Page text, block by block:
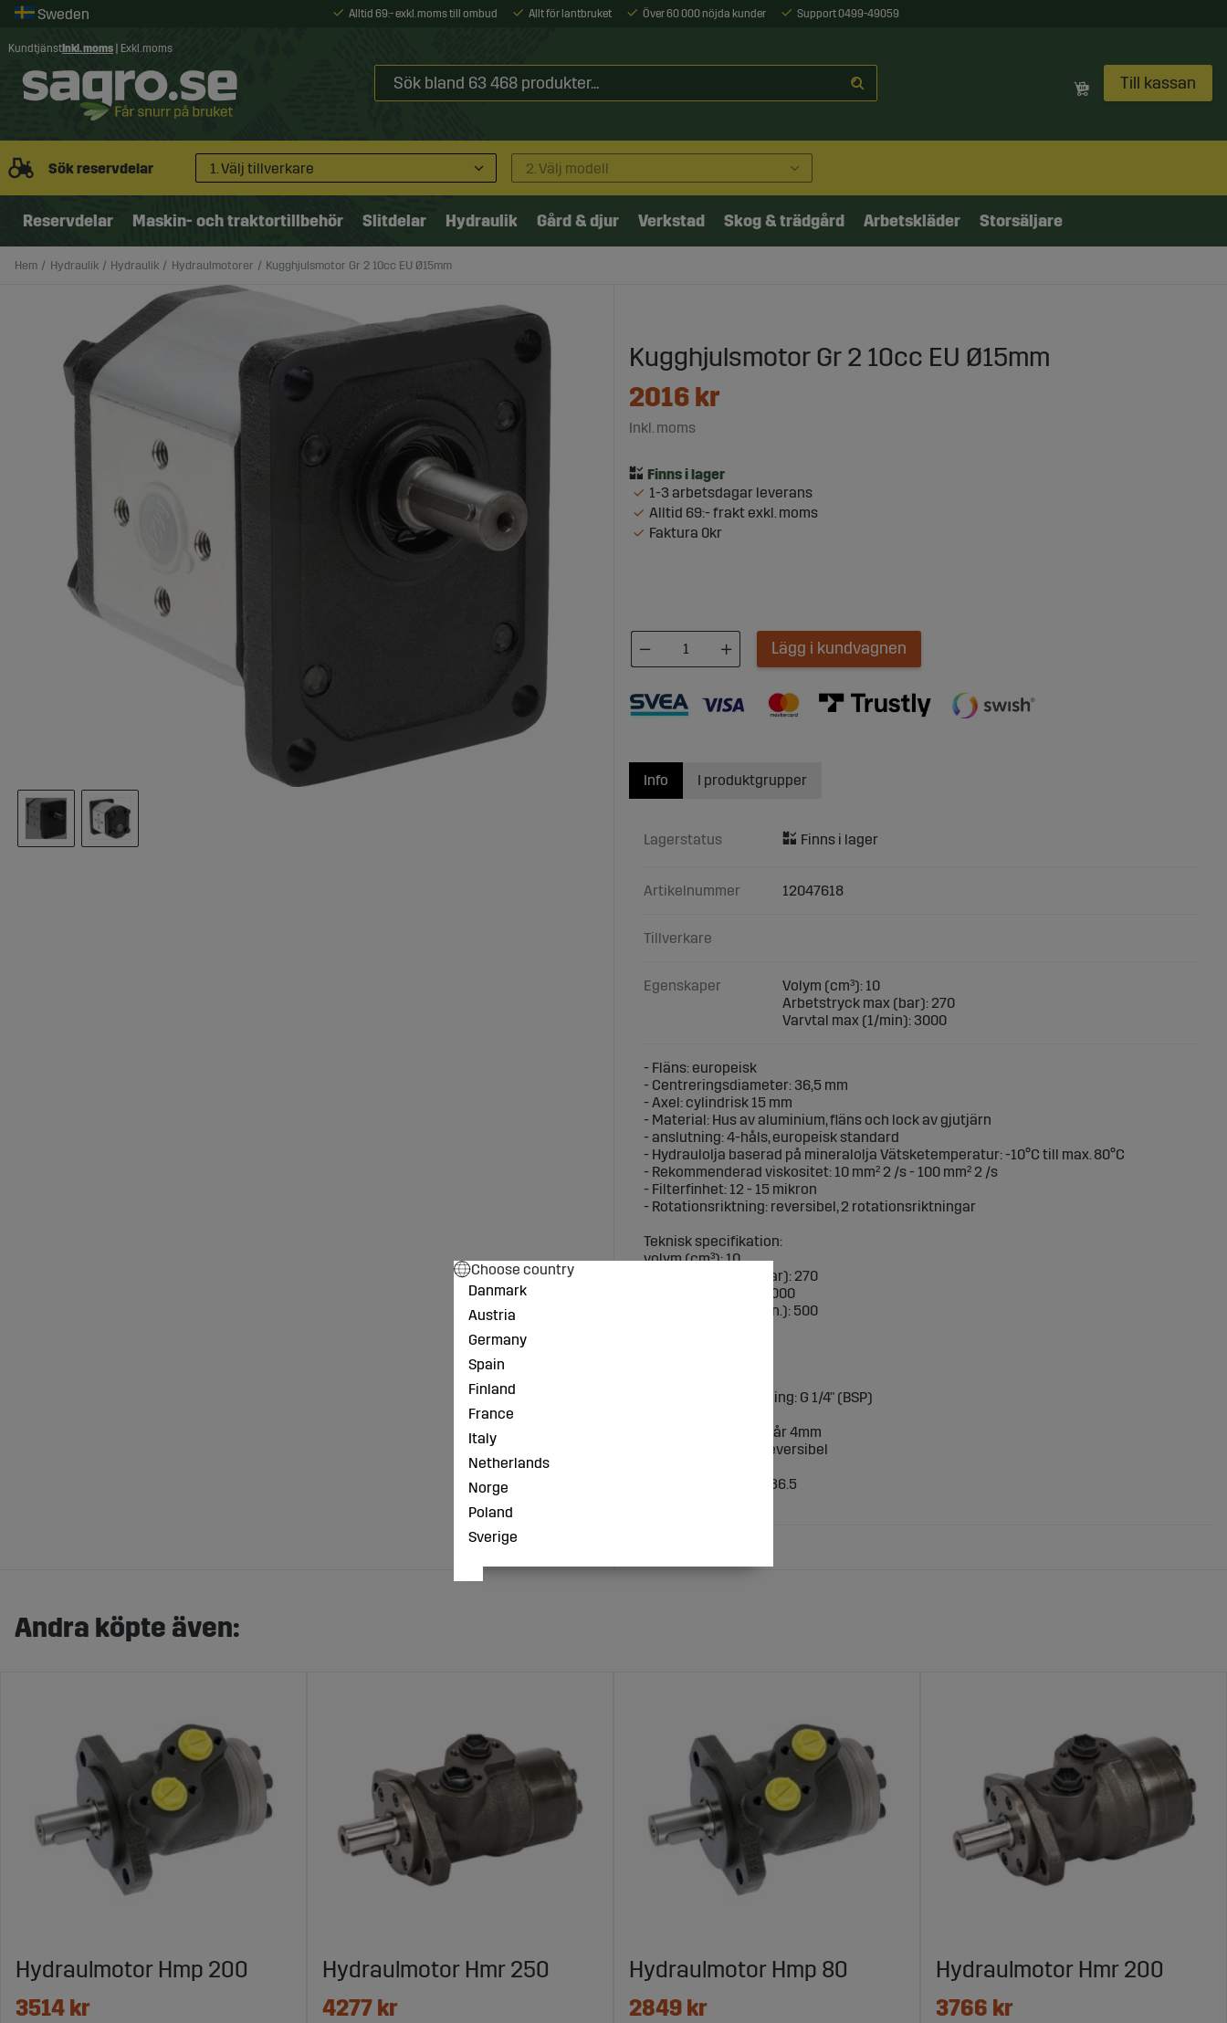
Alltid 69:- exkl. moms till ombud Allt för lantbruket Över 60 000 nöjda kunder Support 0499-49059
Kundtjänst Inkl. moms Exkl. moms
Till kassan
Sök reservdelar 1. Välj tillverkare 2. Välj modell
Reservdelar Maskin- och traktortillbehör Slitdelar Hydraulik Gård & djur Verkstad Skog & trädgård Arbetskläder Storsäljare
Hem Hydraulik Hydraulik Hydraulmotorer Kugghjulsmotor Gr 2 10cc EU Ø15mm
Kugghjulsmotor Gr 2 10cc EU Ø15mm
2016 kr
Inkl. moms
1-3 arbetsdagar leverans
Alltid 69:- frakt exkl. moms
Faktura 0kr
Lägg i kundvagnen
Info
Lagerstatus
Artikelnummer 12047618
Tillverkare
Egenskaper
Volym (cm³): 10
Arbetstryck max (bar): 270
Varvtal max (1/min): 3000
- Fläns: europeisk
- Centreringsdiameter: 36,5 mm
- Axel: cylindrisk 15 mm
- Material: Hus av aluminium, fläns och lock av gjutjärn
- anslutning: 4-håls, europeisk standard
- Hydraulolja baserad på mineralolja Vätsketemperatur: -10°C till max. 80°C
- Rekommenderad viskositet: 10 mm² 2 /s - 100 mm² 2 /s
- Filterfinhet: 12 - 15 mikron
- Rotationsriktning: reversibel, 2 rotationsriktningar
Teknisk specifikation:
volym (cm³): 10
Arbetstryck max. (bar): 270
Varv max. (1/min.): 3000
Hastighet min. (1/min.): 500
Läckageolja anslutning: G 1/4" (BSP)
Drivaxel: Ø 15 mm spår 4mm
Rotationsriktning: reversibel
Inpassning Ø (mm): 36.5
I produktgrupper
Andra köpte även:
Hydraulmotor Hmp 200
3514 kr
Hydraulmotor Hmr 250
4277 kr
Hydraulmotor Hmp 80
2849 kr
Hydraulmotor Hmr 200
3766 kr
Choose country
Danmark
Austria
Germany
Spain
Finland
France
Italy
Netherlands
Norge
Poland
Sverige